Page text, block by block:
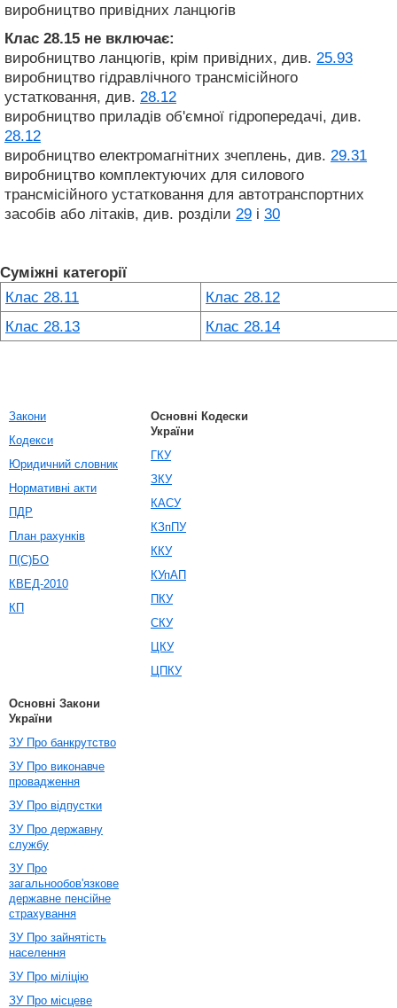
виробництво привідних ланцюгів
Клас 28.15 не включає:
виробництво ланцюгів, крім привідних, див. 25.93
виробництво гідравлічного трансмісійного
устатковання, див. 28.12
виробництво приладів об'ємної гідропередачі, див.
28.12
виробництво електромагнітних зчеплень, див. 29.31
виробництво комплектуючих для силового
трансмісійного устатковання для автотранспортних
засобів або літаків, див. розділи 29 і 30
Суміжні категорії
Клас 28.11
Клас 28.12
Клас 28.13
Клас 28.14
Закони
Кодекси
Юридичний словник
Нормативні акти
ПДР
План рахунків
П(С)БО
КВЕД-2010
КП
Основні Кодески
України
ГКУ
ЗКУ
КАСУ
КЗпПУ
ККУ
КУпАП
ПКУ
СКУ
ЦКУ
ЦПКУ
Основні Закони
України
ЗУ Про банкрутство
ЗУ Про виконавче
провадження
ЗУ Про відпустки
ЗУ Про державну
службу
ЗУ Про
загальнообов'язкове
державне пенсійне
страхування
ЗУ Про зайнятість
населення
ЗУ Про міліцію
ЗУ Про місцеве